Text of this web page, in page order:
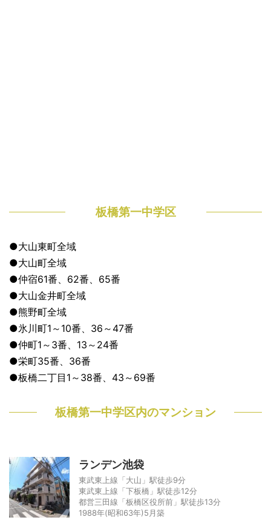
板橋第一中学区
●大山東町全域
●大山町全域
●仲宿61番、62番、65番
●大山金井町全域
●熊野町全域
●氷川町1～10番、36～47番
●仲町1～3番、13～24番
●栄町35番、36番
●板橋二丁目1～38番、43～69番
板橋第一中学区内のマンション
ランデン池袋
東武東上線「大山」駅徒歩9分
東武東上線「下板橋」駅徒歩12分
都営三田線「板橋区役所前」駅徒歩13分
1988年(昭和63年)5月築